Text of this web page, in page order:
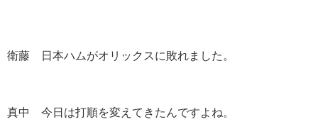
衛藤 日本ハムがオリックスに敗れました。
真中 今日は打順を変えてきたんですよね。